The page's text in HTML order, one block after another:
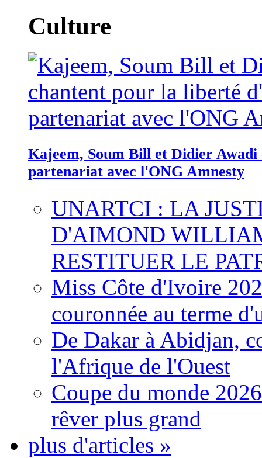
Culture
Kajeem, Soum Bill et Didier
partenariat avec l'ONG Amnesty
UNARTCI : LA
D'AIMOND
RESTITUER LE
Miss Côte d'Ivoire
couronnée au terme
De Dakar à Abidjan,
l'Afrique de l'Ouest
Coupe du monde
rêver plus grand
plus d'articles »